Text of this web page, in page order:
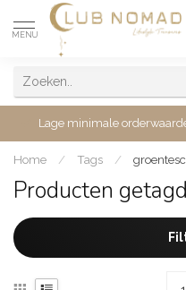
MENU
Lage minimale
Home / Tags /
Producten